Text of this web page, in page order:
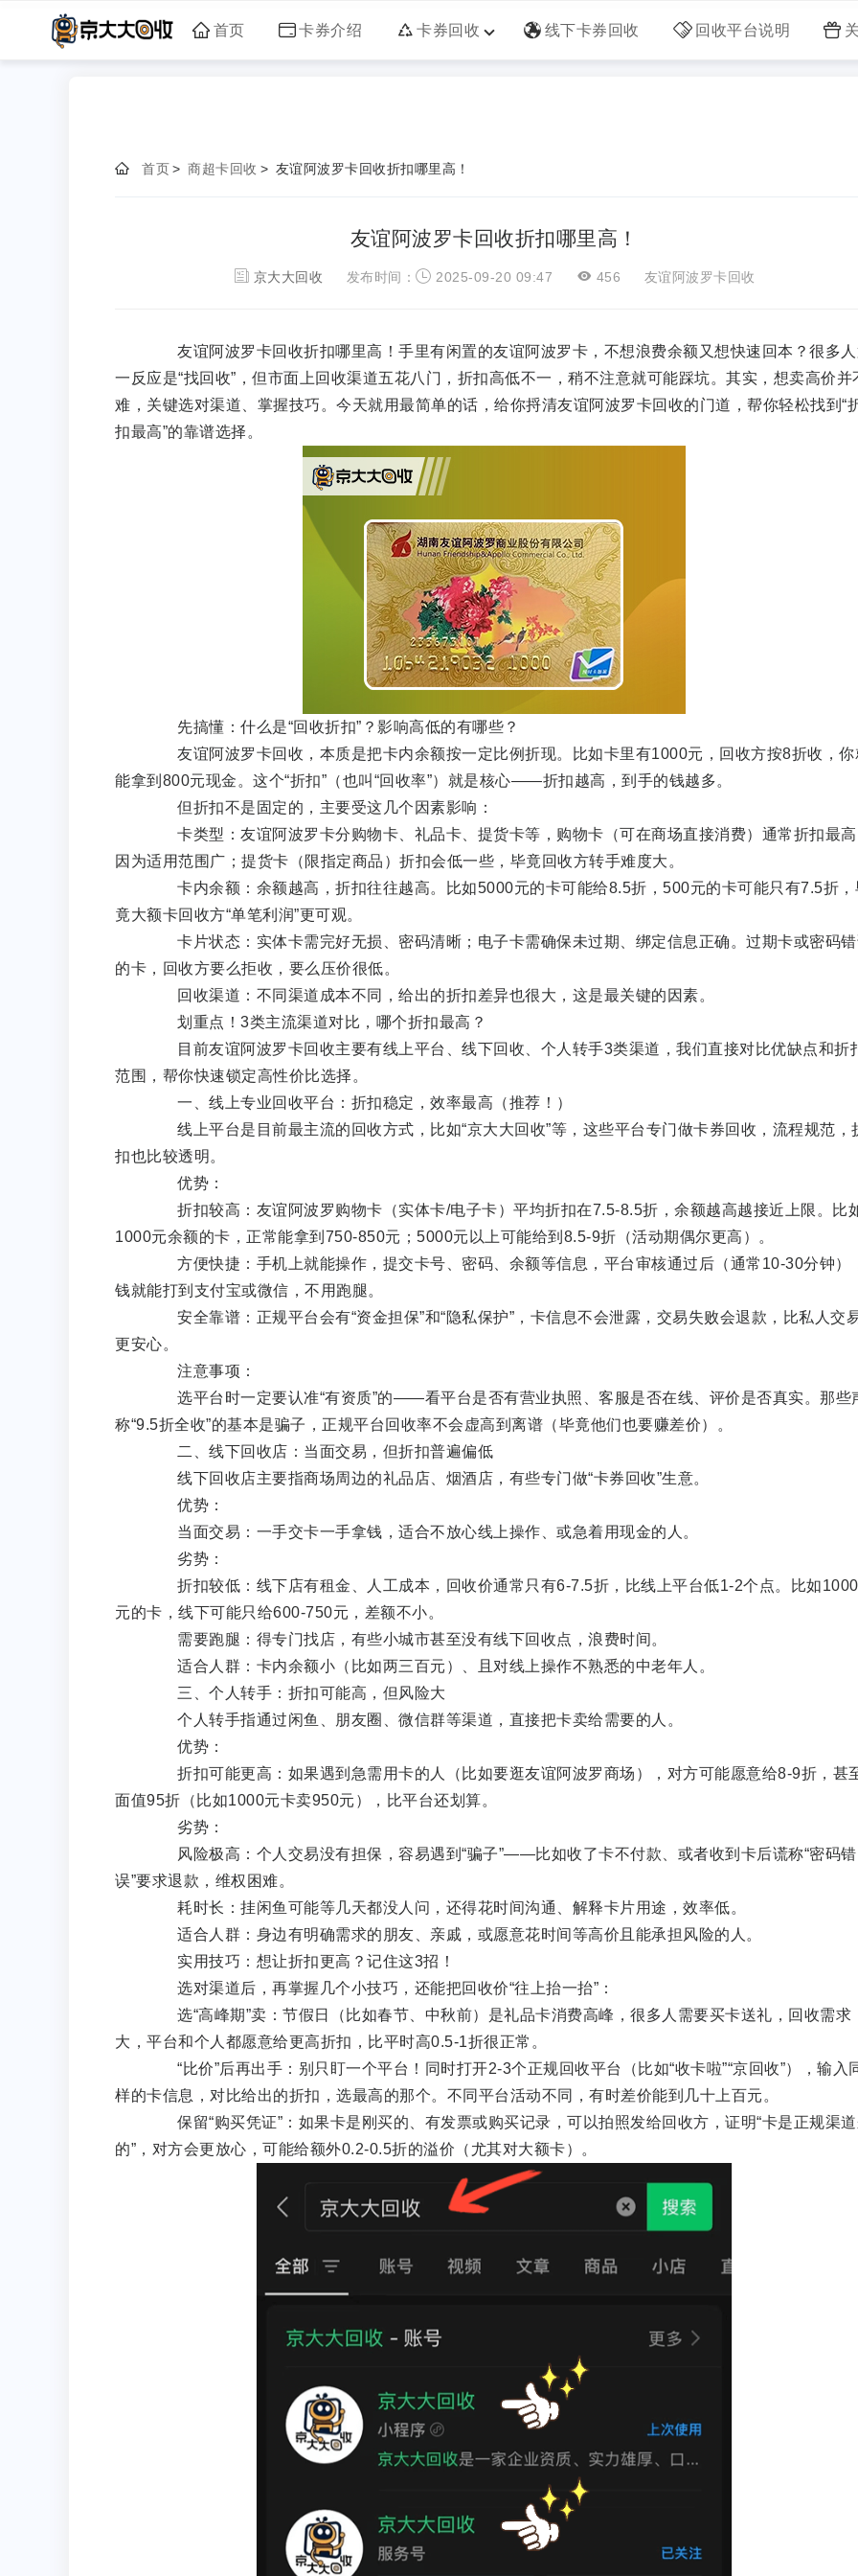
首页 卡券介绍 卡券回收 线下卡券回收 回收平台说明
首页> 商超卡回收 > 友谊阿波罗卡回收折扣哪里高！
友谊阿波罗卡回收折扣哪里高！
京大大回收 发布时间： 2025-09-20 09:47 456 友谊阿波罗卡回收
友谊阿波罗卡回收折扣哪里高！手里有闲置的友谊阿波罗卡，不想浪费余额又想快速回本？很多
一反应是“找回收”，但市面上回收渠道五花八门，折扣高低不一，稍不注意就可能踩坑。其实，想卖高价并
难，关键选对渠道、掌握技巧。今天就用最简单的话，给你捋清友谊阿波罗卡回收的门道，帮你轻松找到“
扣最高”的靠谱选择。
先搞懂：什么是“回收折扣”？影响高低的有哪些？
友谊阿波罗卡回收，本质是把卡内余额按一定比例折现。比如卡里有1000元，回收方按8折收，你
能拿到800元现金。这个“折扣”（也叫“回收率”）就是核心——折扣越高，到手的钱越多。
但折扣不是固定的，主要受这几个因素影响：
卡类型：友谊阿波罗卡分购物卡、礼品卡、提货卡等，购物卡（可在商场直接消费）通常折扣最高
因为适用范围广；提货卡（限指定商品）折扣会低一些，毕竟回收方转手难度大。
卡内余额：余额越高，折扣往往越高。比如5000元的卡可能给8.5折，500元的卡可能只有7.5折，
竟大额卡回收方“单笔利润”更可观。
卡片状态：实体卡需完好无损、密码清晰；电子卡需确保未过期、绑定信息正确。过期卡或密码
的卡，回收方要么拒收，要么压价很低。
回收渠道：不同渠道成本不同，给出的折扣差异也很大，这是最关键的因素。
划重点！3类主流渠道对比，哪个折扣最高？
目前友谊阿波罗卡回收主要有线上平台、线下回收、个人转手3类渠道，我们直接对比优缺点和折
范围，帮你快速锁定高性价比选择。
一、线上专业回收平台：折扣稳定，效率最高（推荐！）
线上平台是目前最主流的回收方式，比如“京大大回收”等，这些平台专门做卡券回收，流程规范，
扣也比较透明。
优势：
折扣较高：友谊阿波罗购物卡（实体卡/电子卡）平均折扣在7.5-8.5折，余额越高越接近上限。比
1000元余额的卡，正常能拿到750-850元；5000元以上可能给到8.5-9折（活动期偶尔更高）。
方便快捷：手机上就能操作，提交卡号、密码、余额等信息，平台审核通过后（通常10-30分钟）
钱就能打到支付宝或微信，不用跑腿。
安全靠谱：正规平台会有“资金担保”和“隐私保护”，卡信息不会泄露，交易失败会退款，比私人交
更安心。
注意事项：
选平台时一定要认准“有资质”的——看平台是否有营业执照、客服是否在线、评价是否真实。那些
称“9.5折全收”的基本是骗子，正规平台回收率不会虚高到离谱（毕竟他们也要赚差价）。
二、线下回收店：当面交易，但折扣普遍偏低
线下回收店主要指商场周边的礼品店、烟酒店，有些专门做“卡券回收”生意。
优势：
当面交易：一手交卡一手拿钱，适合不放心线上操作、或急着用现金的人。
劣势：
折扣较低：线下店有租金、人工成本，回收价通常只有6-7.5折，比线上平台低1-2个点。比如1000
元的卡，线下可能只给600-750元，差额不小。
需要跑腿：得专门找店，有些小城市甚至没有线下回收点，浪费时间。
适合人群：卡内余额小（比如两三百元）、且对线上操作不熟悉的中老年人。
三、个人转手：折扣可能高，但风险大
个人转手指通过闲鱼、朋友圈、微信群等渠道，直接把卡卖给需要的人。
优势：
折扣可能更高：如果遇到急需用卡的人（比如要逛友谊阿波罗商场），对方可能愿意给8-9折，甚
面值95折（比如1000元卡卖950元），比平台还划算。
劣势：
风险极高：个人交易没有担保，容易遇到“骗子”——比如收了卡不付款、或者收到卡后谎称“密码错
误”要求退款，维权困难。
耗时长：挂闲鱼可能等几天都没人问，还得花时间沟通、解释卡片用途，效率低。
适合人群：身边有明确需求的朋友、亲戚，或愿意花时间等高价且能承担风险的人。
实用技巧：想让折扣更高？记住这3招！
选对渠道后，再掌握几个小技巧，还能把回收价“往上抬一抬”：
选“高峰期”卖：节假日（比如春节、中秋前）是礼品卡消费高峰，很多人需要买卡送礼，回收需求
大，平台和个人都愿意给更高折扣，比平时高0.5-1折很正常。
“比价”后再出手：别只盯一个平台！同时打开2-3个正规回收平台（比如“收卡啦”“京回收”），输入
样的卡信息，对比给出的折扣，选最高的那个。不同平台活动不同，有时差价能到几十上百元。
保留“购买凭证”：如果卡是刚买的、有发票或购买记录，可以拍照发给回收方，证明“卡是正规渠
的”，对方会更放心，可能给额外0.2-0.5折的溢价（尤其对大额卡）。